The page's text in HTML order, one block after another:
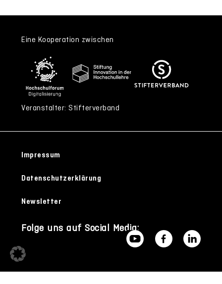
Eine Kooperation zwischen
Veranstalter: Stifterverband
Impressum
Datenschutzerklärung
Newsletter
Folge uns auf Social Media: